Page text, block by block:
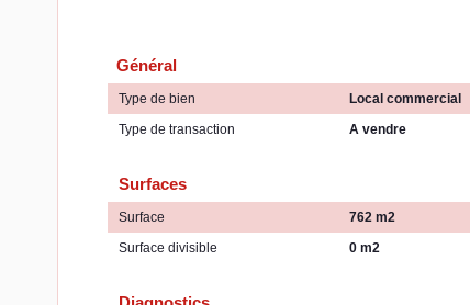
Général
Type de bien
Local commercial
Type de transaction
A vendre
Surfaces
Surface
762 m2
Surface divisible
0 m2